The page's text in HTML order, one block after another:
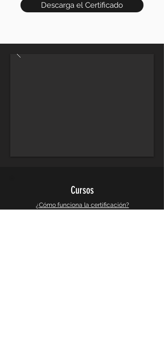
Descarga el Certificado
Cursos
¿Cómo funciona la certificación?